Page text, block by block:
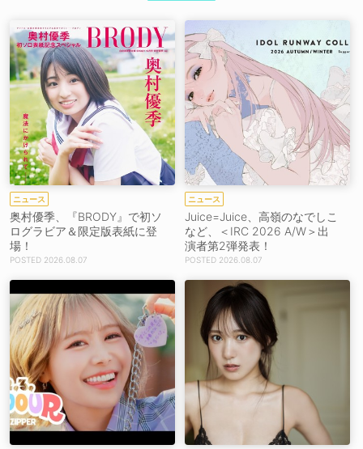
ニュース
奥村優季、『BRODY』で初ソ
ログラビア＆限定版表紙に登
場！
2026.08.07
ニュース
Juice=Juice、高嶺のなでしこ
など、＜IRC 2026 A/W＞出
演者第2弾発表！
2026.08.07